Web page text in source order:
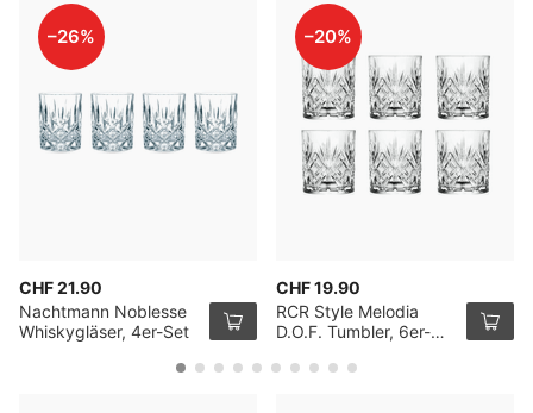
–26%
CHF 21.90
Nachtmann Noblesse
Whiskygläser, 4er-Set
–20%
CHF 19.90
RCR Style Melodia
D.O.F. Tumbler, 6er-